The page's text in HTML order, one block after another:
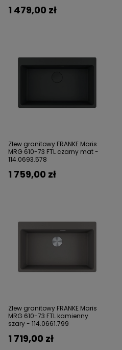
1 479,00 zł
Zlew granitowy FRANKE Maris
MRG 610-73 FTL czarny mat -
114.0693.578
1 759,00 zł
Zlew granitowy FRANKE Maris
MRG 610-73 FTL kamienny
szary - 114.0661.799
1 719,00 zł